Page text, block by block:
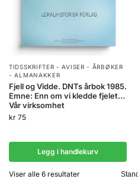
TIDSSKRIFTER - AVISER - ÅRBØKER
- ALMANAKKER
Fjell og Vidde. DNTs årbok 1985.
Emne: Enn om vi kledde fjelet…
Vår virksomhet
kr 75
Legg i handlekurv
Viser alle 6 resultater